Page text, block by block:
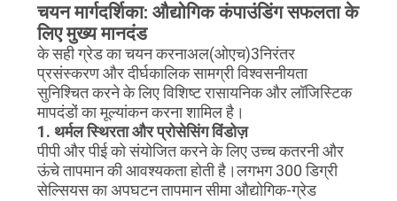
चयन मार्गदर्शिका: औद्योगिक कंपाउंडिंग सफलता के
लिए मुख्य मानदंड
के सही ग्रेड का चयन करनाअल(ओएच)3निरंतर
प्रसंस्करण और दीर्घकालिक सामग्री विश्वसनीयता
सुनिश्चित करने के लिए विशिष्ट रासायनिक और लॉजिस्टिक
मापदंडों का मूल्यांकन करना शामिल है।
1. थर्मल स्थिरता और प्रोसेसिंग विंडोज़
पीपी और पीई को संयोजित करने के लिए उच्च कतरनी और
ऊंचे तापमान की आवश्यकता होती है।लगभग 300 डिग्री
सेल्सियस का अपघटन तापमान सीमा औद्योगिक-ग्रेड